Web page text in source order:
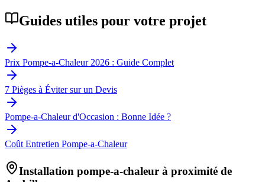
Guides utiles pour votre projet
Prix Pompe-a-Chaleur 2026 : Guide Complet
7 Pièges à Éviter sur un Devis
Pompe-a-Chaleur d'Occasion : Bonne Idée ?
Coût Entretien Pompe-a-Chaleur
Installation pompe-a-chaleur à proximité de